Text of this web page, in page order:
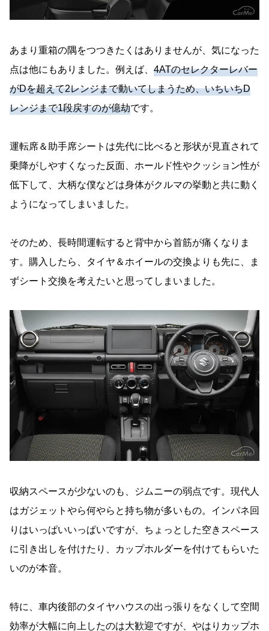
あまり重箱の隅をつつきたくはありませんが、気になった
点は他にもありました。例えば、 4ATのセレクターレバー
がDを超えて2レンジまで動いてしまうため、いちいちD
レンジまで1段戻すのが億劫です。
運転席＆助手席シートは先代に比べると形状が見直されて
乗降がしやすくなった反面、ホールド性やクッション性が
低下して、大柄な僕などは身体がクルマの挙動と共に動く
ようになってしまいました。
そのため、長時間運転すると背中から首筋が痛くなりま
す。購入したら、タイヤ＆ホイールの交換よりも先に、ま
ずシート交換を考えたいと思ってしまいました。
収納スペースが少ないのも、ジムニーの弱点です。現代人
はガジェットやら何やらと持ち物が多いもの。インパネ回
りはいっぱいいっぱいですが、ちょっとした空きスペース
に引き出しを付けたり、カップホルダーを付けてもらいた
いのが本音。
特に、車内後部のタイヤハウスの出っ張りをなくして空間
効率が大幅に向上したのは大歓迎ですが、やはりカップホ